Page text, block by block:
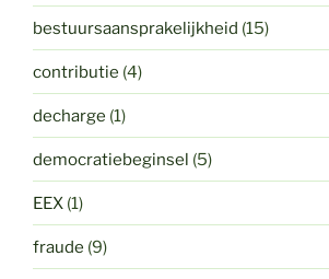
bestuursaansprakelijkheid (15)
contributie (4)
decharge (1)
democratiebeginsel (5)
EEX (1)
fraude (9)